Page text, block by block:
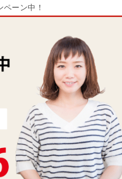
ペーン中！